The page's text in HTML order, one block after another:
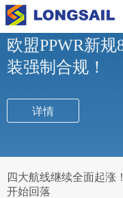
行业新闻 公司新闻
欧盟PPWR新
装强制合规！
详情
四大航线继续全面起涨
开始回落